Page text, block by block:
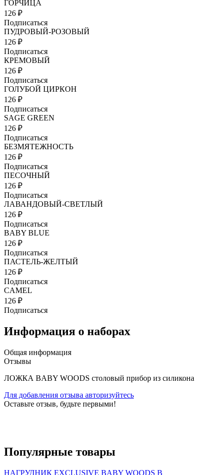
ГОРЧИЦА
126 ₽
Подписаться
ПУДРОВЫЙ-РОЗОВЫЙ
126 ₽
Подписаться
КРЕМОВЫЙ
126 ₽
Подписаться
ГОЛУБОЙ ЦИРКОН
126 ₽
Подписаться
SAGE GREEN
126 ₽
Подписаться
БЕЗМЯТЕЖНОСТЬ
126 ₽
Подписаться
ПЕСОЧНЫЙ
126 ₽
Подписаться
ЛАВАНДОВЫЙ-СВЕТЛЫЙ
126 ₽
Подписаться
BABY BLUE
126 ₽
Подписаться
ПАСТЕЛЬ-ЖЕЛТЫЙ
126 ₽
Подписаться
CAMEL
126 ₽
Подписаться
Информация о наборах
Общая информация
Отзывы
ЛОЖКА BABY WOODS столовый прибор из силикона
Для добавления отзыва авторизуйтесь
Оставьте отзыв, будьте первыми!
Популярные товары
НАГРУДНИК EXCLUSIVE BABY WOODS В